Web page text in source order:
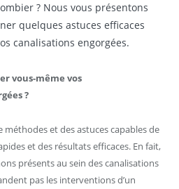
? Nous vous présentons
quelques astuces efficaces
canalisations engorgées.
vous-même vos
?
et des astuces capables de
et des résultats efficaces. En fait,
présents au sein des canalisations
pas les interventions d’un